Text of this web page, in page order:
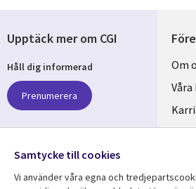
Om
Upptäck mer om CGI
Håll dig informerad
Prenumerera
Följ oss
Samtycke till cookies
Vi använder våra egna och